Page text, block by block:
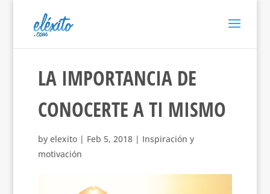
LA IMPORTANCIA DE
CONOCERTE A TI MISMO
by elexito| Feb 5, 2018| Inspiración y
motivación